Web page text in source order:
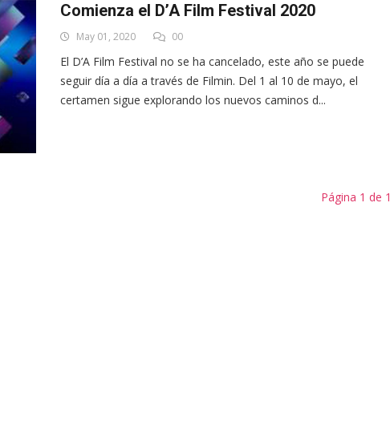
Comienza el D’A Film Festival 2020
May 01, 2020 00
El D’A Film Festival no se ha cancelado, este año se puede
seguir día a día a través de Filmin. Del 1 al 10 de mayo, el
certamen sigue explorando los nuevos caminos d...
Página 1 de 1